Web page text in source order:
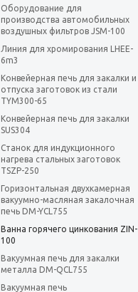
Оборудование для
производства автомобильных
воздушных фильтров JSM-100
Линия для хромирования LHEE-
6m3
Конвейерная печь для закалки и
отпуска заготовок из стали
TYM300-65
Конвейерная печь для закалки
SUS304
Станок для индукционного
нагрева стальных заготовок
TSZP-250
Горизонтальная двухкамерная
вакуумно-масляная закалочная
печь DM-YCL755
Ванна горячего цинкования ZIN-
100
Вакуумная печь для закалки
металла DM-QCL755
Вакуумная печь